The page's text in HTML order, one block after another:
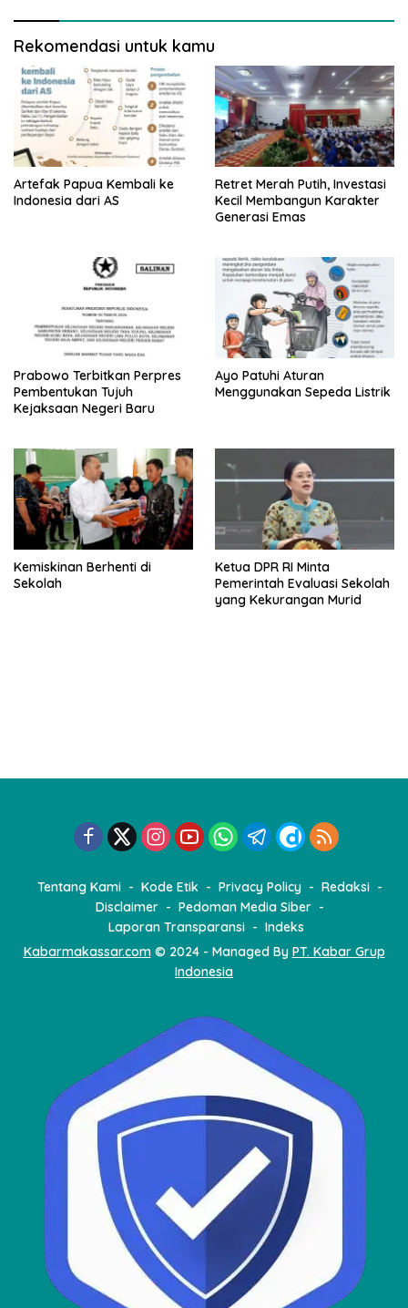
Rekomendasi untuk kamu
Artefak Papua Kembali ke
Indonesia dari AS
Retret Merah Putih, Investasi
Kecil Membangun Karakter
Generasi Emas
Prabowo Terbitkan Perpres
Pembentukan Tujuh
Kejaksaan Negeri Baru
Ayo Patuhi Aturan
Menggunakan Sepeda Listrik
Kemiskinan Berhenti di
Sekolah
Ketua DPR RI Minta
Pemerintah Evaluasi Sekolah
yang Kekurangan Murid
Tentang Kami Kode Etik Privacy Policy
Redaksi
Disclaimer
Pedoman Media Siber
Laporan Transparansi
Indeks
Kabarmakassar.com© 2024 - Managed By PT. Kabar Grup
Indonesia